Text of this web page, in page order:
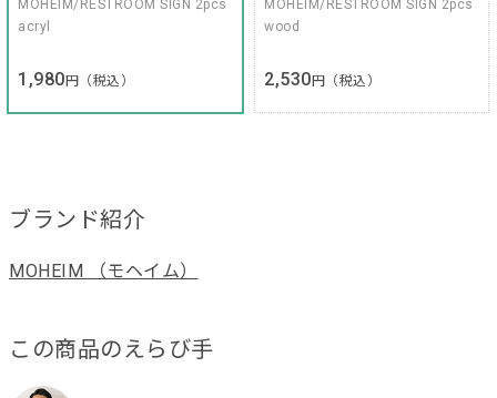
MOHEIM/RESTROOM SIGN 2pcs
acryl
1,980 円（税込）
MOHEIM/RESTROOM SIGN 2pcs
wood
2,530 円（税込）
ブランド紹介
MOHEIM （モヘイム）
この商品のえらび手